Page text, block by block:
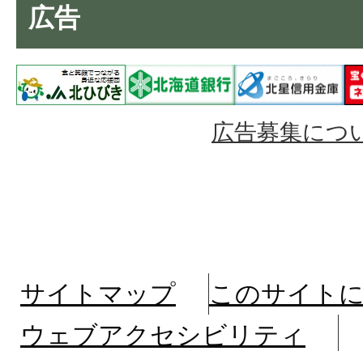
広告
広告募集につ
サイトマップ
このサイト
ウェブアクセシビリティ